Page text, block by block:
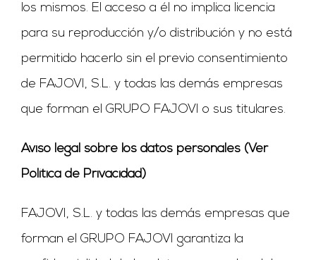
los mismos. El acceso a él no implica licencia
para su reproducción y/o distribución y no está
permitido hacerlo sin el previo consentimiento
de FAJOVI, S.L. y todas las demás empresas
que forman el GRUPO FAJOVI o sus titulares.
Aviso legal sobre los datos personales (Ver
Política de Privacidad)
FAJOVI, S.L. y todas las demás empresas que
forman el GRUPO FAJOVI garantiza la